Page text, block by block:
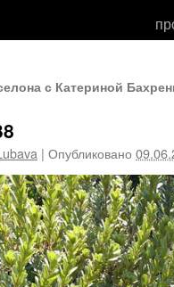
с Катериной
| Опубликовано